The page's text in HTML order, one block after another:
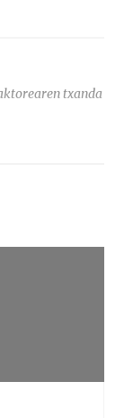
Hiragana akats
txanda